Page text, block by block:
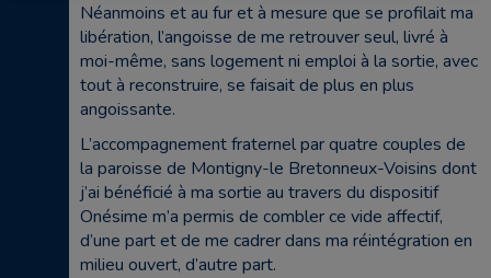
Néanmoins et au fur et à mesure que se profilait ma
libération, l’angoisse de me retrouver seul, livré à
moi-même, sans logement ni emploi à la sortie, avec
tout à reconstruire, se faisait de plus en plus
angoissante.
L’accompagnement fraternel par quatre couples de
la paroisse de Montigny-le Bretonneux-Voisins dont
j’ai bénéficié à ma sortie au travers du dispositif
Onésime m’a permis de combler ce vide affectif,
d’une part et de me cadrer dans ma réintégration en
milieu ouvert, d’autre part.